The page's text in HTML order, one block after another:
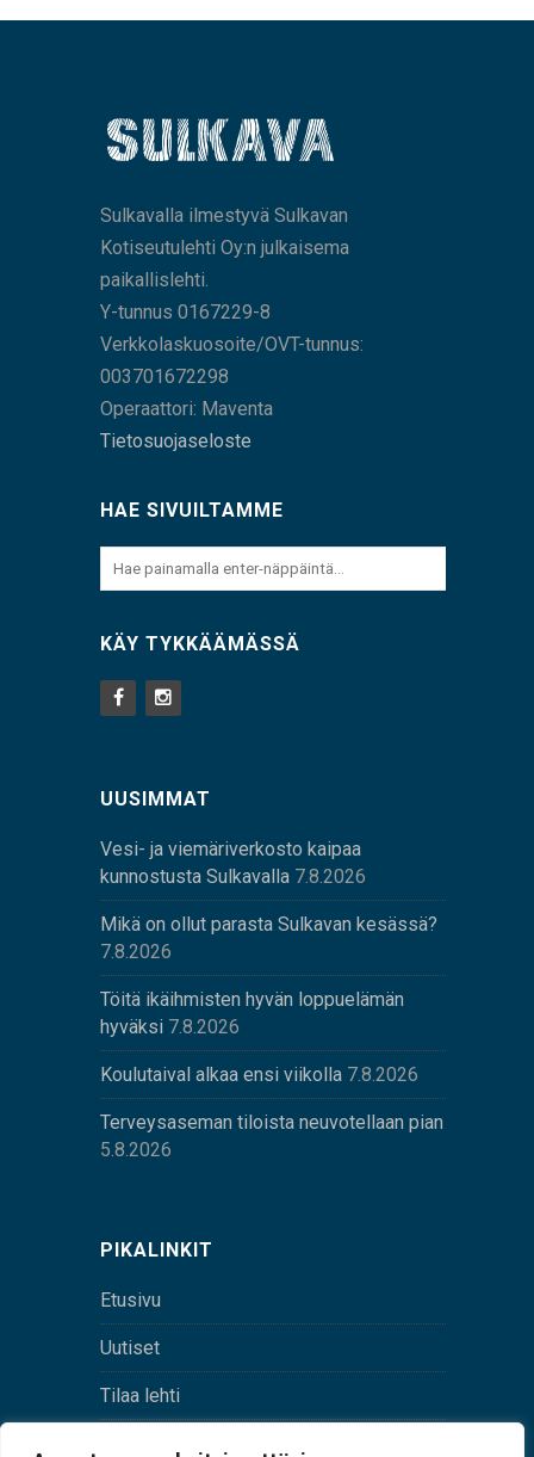
Sulkavalla ilmestyvä Sulkavan
Kotiseutulehti Oy:n julkaisema
paikallislehti.
Y-tunnus 0167229-8
Verkkolaskuosoite/OVT-tunnus:
003701672298
Operaattori: Maventa
Tietosuojaseloste
HAE SIVUILTAMME
KÄY TYKKÄÄMÄSSÄ
UUSIMMAT
Vesi- ja viemäriverkosto kaipaa
kunnostusta Sulkavalla 7.8.2026
Mikä on ollut parasta Sulkavan kesässä?
7.8.2026
Töitä ikäihmisten hyvän loppuelämän
hyväksi 7.8.2026
Koulutaival alkaa ensi viikolla 7.8.2026
Terveysaseman tiloista neuvotellaan pian
5.8.2026
PIKALINKIT
Etusivu
Uutiset
Tilaa lehti